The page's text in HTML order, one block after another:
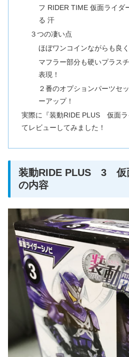
フ RIDER TIME 仮面ライダ
る 汗
３つの凄い点
ほぼワンコインながらも良
マフラー部分も硬いプラス
表現！
２番のオプションパーツセ
ーアップ！
実際に『装動RIDE PLUS 仮面ラ
てレビューしてみました！
装動RIDE PLUS 3 仮
の内容